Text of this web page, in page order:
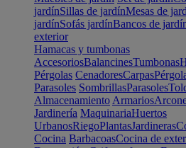
jardínSillas de jardínMesas de
jardínSofás jardínBancos de
exterior
Hamacas y tumbonas
AccesoriosBalancinesTumbonas
Pérgolas CenadoresCarpas
Parasoles SombrillasParasoles
Almacenamiento Armarios
Jardinería MaquinariaHuertos
UrbanosRiegoPlantasJardineras
Cocina BarbacoasCocina de